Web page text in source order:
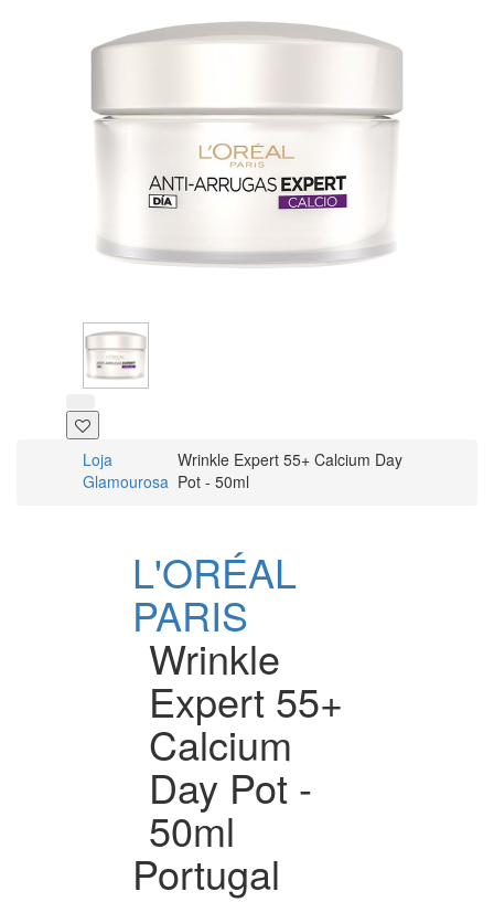
Loja
Glamourosa
Wrinkle Expert 55+ Calcium Day
Pot - 50ml
L'ORÉAL
PARIS
Wrinkle
Expert 55+
Calcium
Day Pot -
50ml
Portugal